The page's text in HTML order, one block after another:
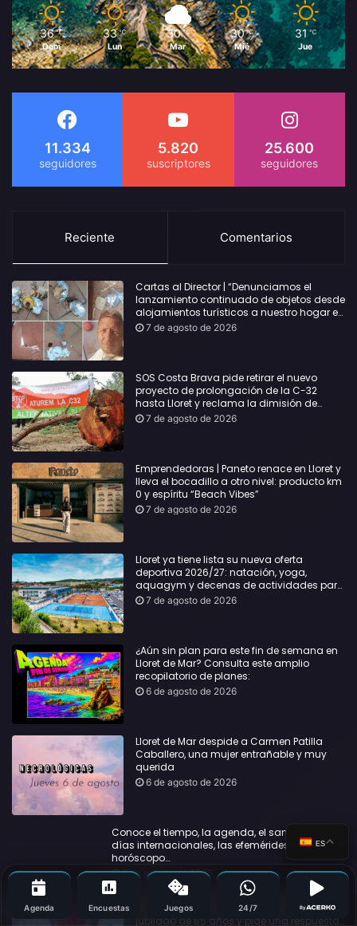
36 ℃
Dom
33 ℃
Lun
30 ℃
Mar
30 ℃
Mié
31 ℃
Jue
11.334 5.820 25.600
Reciente Comentarios
Cartas al Director | “Denunciamos el
lanzamiento continuado de objetos desde
alojamientos turísticos a nuestro hogar en
Lloret: Podría haber causado una
7 de agosto de 2026
SOS Costa Brava pide retirar el nuevo
proyecto de prolongación de la C-32
hasta Lloret y reclama la dimisión de
Sílvia Paneque
7 de agosto de 2026
Emprendedoras | Paneto renace en Lloret y
lleva el bocadillo a otro nivel: producto km
0 y espíritu “Beach Vibes”
7 de agosto de 2026
Lloret ya tiene lista su nueva oferta
deportiva 2026/27: natación, yoga,
aquagym y decenas de actividades para
todas las edades
7 de agosto de 2026
¿Aún sin plan para este fin de semana en
Lloret de Mar? Consulta este amplio
recopilatorio de planes:
6 de agosto de 2026
Lloret de Mar despide a Carmen Patilla
Caballero, una mujer entrañable y muy
querida
6 de agosto de 2026
Conoce el tiempo, la agenda, el santoral, los
días internacionales, las efemérides y el
horóscopo…
6 de agosto de 2026
Cartas al Director | Una vecina de Lloret
alerta sobre la situación límite de un
jubilado de 65 años y pide una respuesta
ES
Agenda Encuestas Juegos 24/7 By